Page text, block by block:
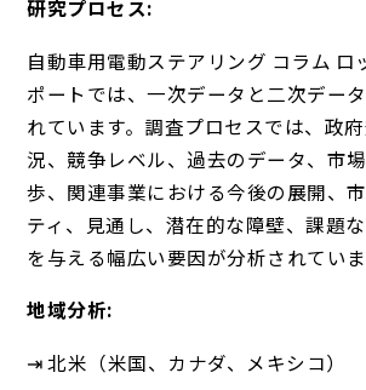
研究プロセス:
自動車用電動ステアリング コラム ロ
ポートでは、一次データと二次デー
れています。調査プロセスでは、政
況、競争レベル、過去のデータ、市
歩、関連事業における今後の展開、
ティ、見通し、潜在的な障壁、課題
を与える幅広い要因が分析されていま
地域分析:
⇥ 北米（米国、カナダ、メキシコ）